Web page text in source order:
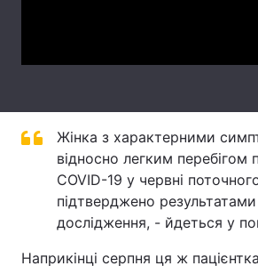
ПослугиЖінка з характерними
відносно легким перебігом
COVID-19 у червні
підтверджено
дослідження, - йдеться у
Наприкінці серпня ця ж